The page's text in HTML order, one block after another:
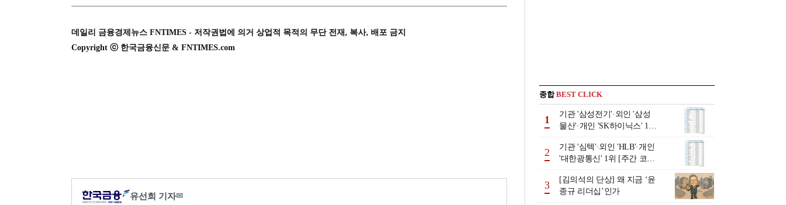
데일리 금융경제뉴스 FNTIMES - 저작권법에 의거 상업적 목적의 무단 전재, 복사, 배포 금지
Copyright ⓒ 한국금융신문 & FNTIMES.com
유선희 기자✉
종합BEST CLICK
1
기관 '삼성전기'·외인 '삼성
물산'·개인 'SK하이닉스' 1위
년 8월3일~8월7일]
2
기관 '심텍'·외인 'HLB'·개인
'대한광통신' 1위 [주간 코스
월7일]
3
[김의석의 단상] 왜 지금 ‘윤
종규 리더십’인가